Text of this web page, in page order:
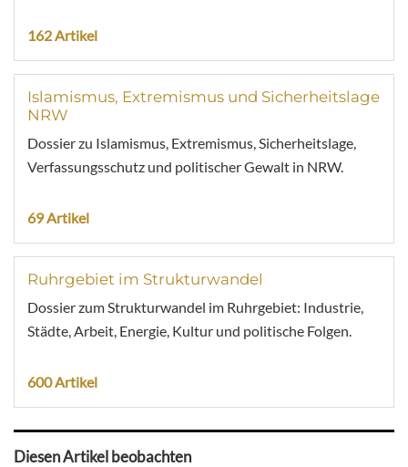
162 Artikel
Islamismus, Extremismus und Sicherheitslage
NRW
Dossier zu Islamismus, Extremismus, Sicherheitslage,
Verfassungsschutz und politischer Gewalt in NRW.
69 Artikel
Ruhrgebiet im Strukturwandel
Dossier zum Strukturwandel im Ruhrgebiet: Industrie,
Städte, Arbeit, Energie, Kultur und politische Folgen.
600 Artikel
Diesen Artikel beobachten